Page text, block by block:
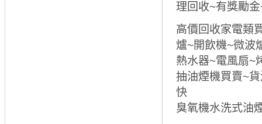
理回收~有獎勵
高價回收家電類
爐~開飲機~微波
熱水器~電風扇~
抽油煙機買賣~
快
臭氧機水洗式油